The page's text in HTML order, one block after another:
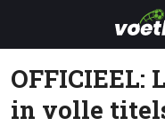
in volle